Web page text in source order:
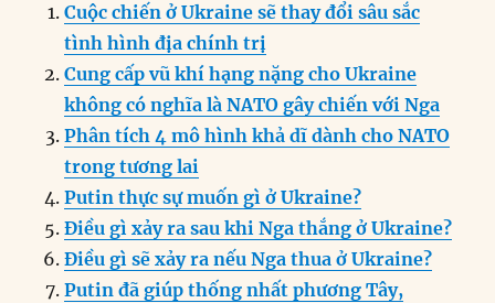
Cuộc chiến ở Ukraine sẽ thay đổi sâu sắc
tình hình địa chính trị
Cung cấp vũ khí hạng nặng cho Ukraine
không có nghĩa là NATO gây chiến với Nga
Phân tích 4 mô hình khả dĩ dành cho NATO
trong tương lai
Putin thực sự muốn gì ở Ukraine?
Điều gì xảy ra sau khi Nga thắng ở Ukraine?
Điều gì sẽ xảy ra nếu Nga thua ở Ukraine?
Putin đã giúp thống nhất phương Tây,